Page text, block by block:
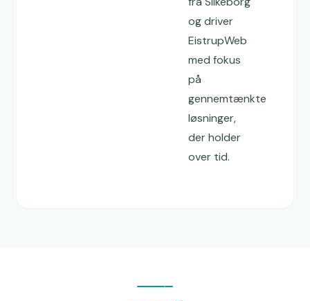
og driver
EistrupWeb
med fokus
på
gennemtænkte
løsninger,
der holder
over tid.